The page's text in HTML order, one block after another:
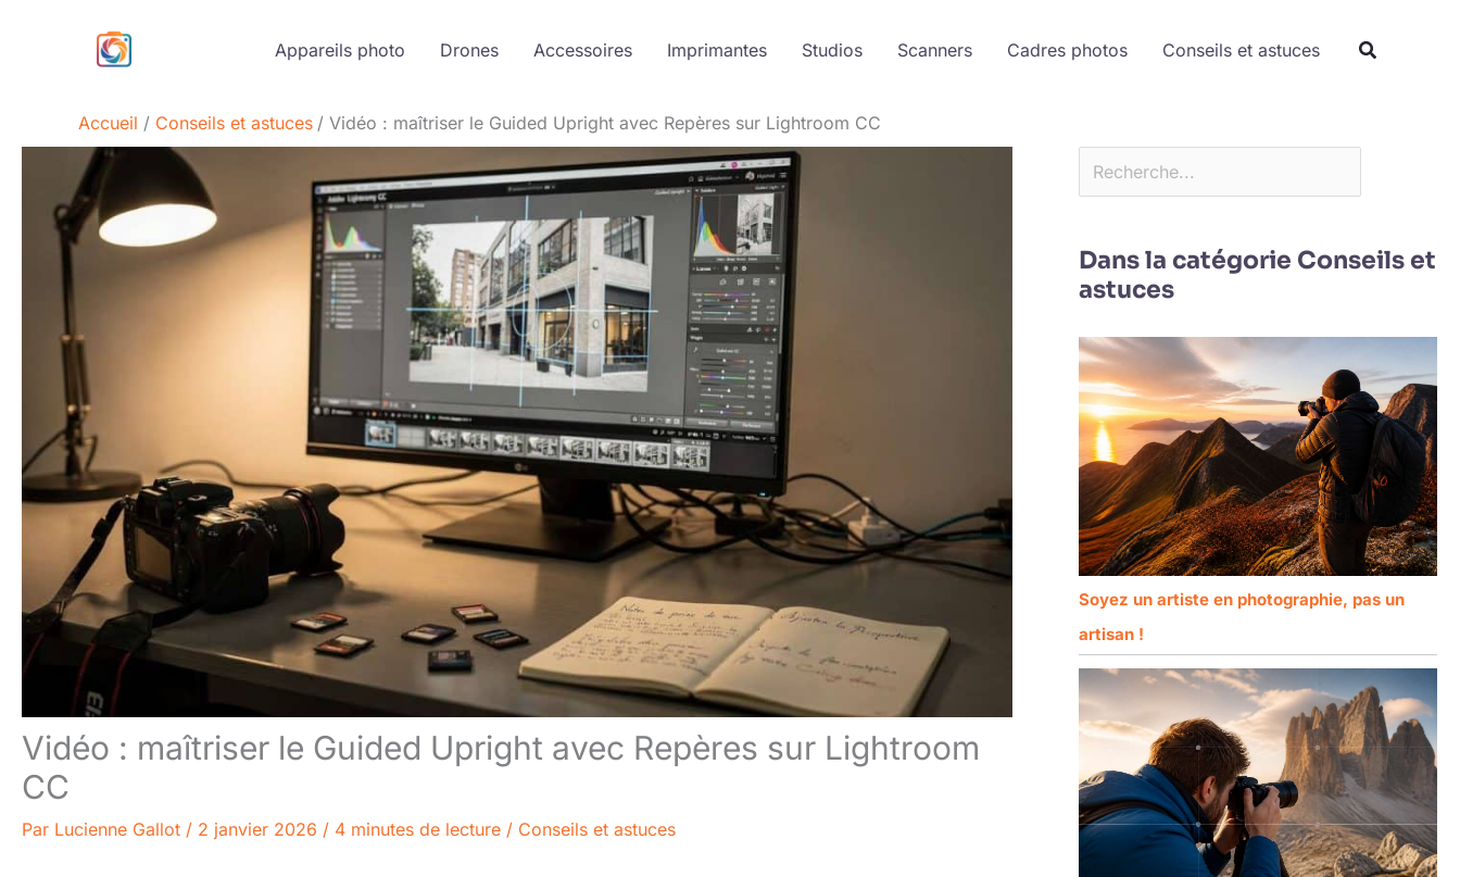
Appareils photo Drones Accessoires Imprimantes Studios Scanners Cadres photos Conseils et astuces
Accueil Conseils et astuces Vidéo : maîtriser le Guided Upright avec Repères sur Lightroom CC
Vidéo : maîtriser le Guided Upright avec Repères sur Lightroom
CC
Par Lucienne Gallot / 2 janvier 2026 / 4 minutes de lecture / Conseils et astuces
Dans la catégorie Conseils et
astuces
Soyez un artiste en photographie, pas un
artisan !